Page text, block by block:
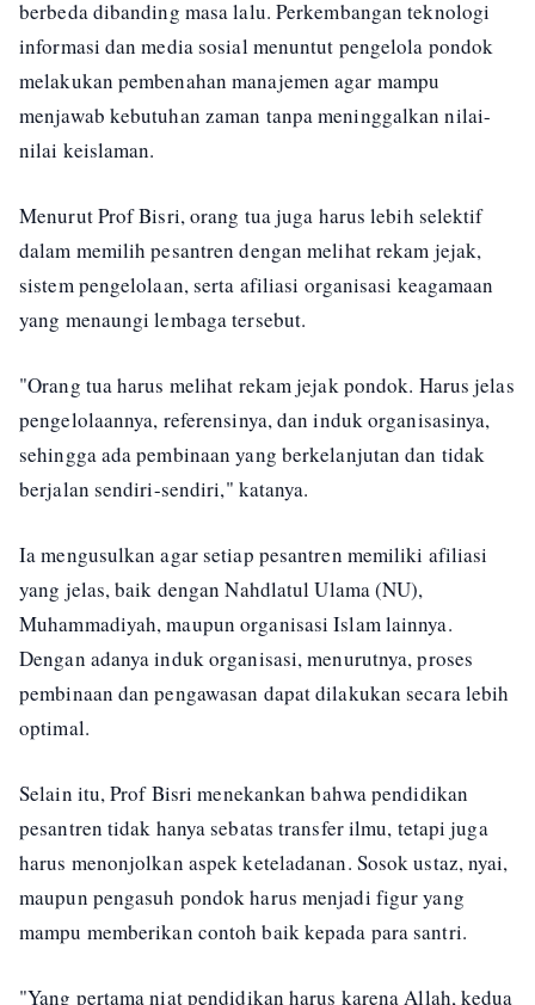
berbeda dibanding masa lalu. Perkembangan teknologi
informasi dan media sosial menuntut pengelola pondok
melakukan pembenahan manajemen agar mampu
menjawab kebutuhan zaman tanpa meninggalkan nilai-
nilai keislaman.
Menurut Prof Bisri, orang tua juga harus lebih selektif
dalam memilih pesantren dengan melihat rekam jejak,
sistem pengelolaan, serta afiliasi organisasi keagamaan
yang menaungi lembaga tersebut.
"Orang tua harus melihat rekam jejak pondok. Harus jelas
pengelolaannya, referensinya, dan induk organisasinya,
sehingga ada pembinaan yang berkelanjutan dan tidak
berjalan sendiri-sendiri," katanya.
Ia mengusulkan agar setiap pesantren memiliki afiliasi
yang jelas, baik dengan Nahdlatul Ulama (NU),
Muhammadiyah, maupun organisasi Islam lainnya.
Dengan adanya induk organisasi, menurutnya, proses
pembinaan dan pengawasan dapat dilakukan secara lebih
optimal.
Selain itu, Prof Bisri menekankan bahwa pendidikan
pesantren tidak hanya sebatas transfer ilmu, tetapi juga
harus menonjolkan aspek keteladanan. Sosok ustaz, nyai,
maupun pengasuh pondok harus menjadi figur yang
mampu memberikan contoh baik kepada para santri.
"Yang pertama niat pendidikan harus karena Allah, kedua